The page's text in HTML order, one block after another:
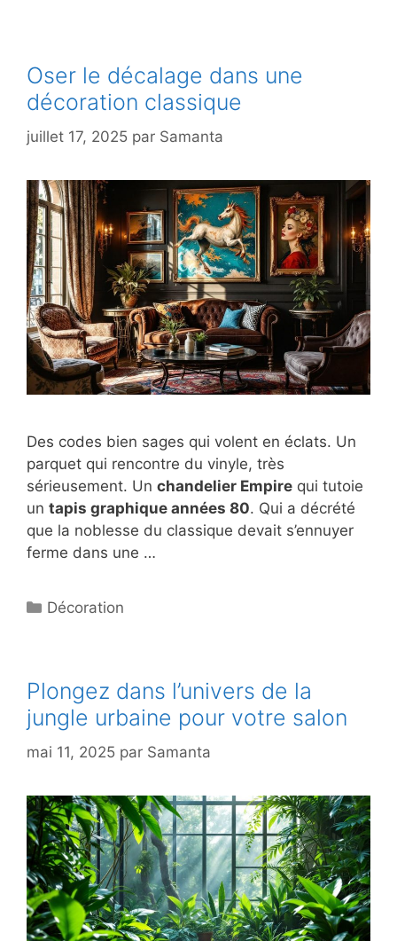
Oser le décalage dans une
décoration classique
juillet 17, 2025 par Samanta
Des codes bien sages qui volent en éclats. Un
parquet qui rencontre du vinyle, très
sérieusement. Un chandelier Empire qui tutoie
un tapis graphique années 80. Qui a décrété
que la noblesse du classique devait s’ennuyer
ferme dans une …
Catégories
Décoration
Plongez dans l’univers de la
jungle urbaine pour votre salon
mai 11, 2025 par Samanta